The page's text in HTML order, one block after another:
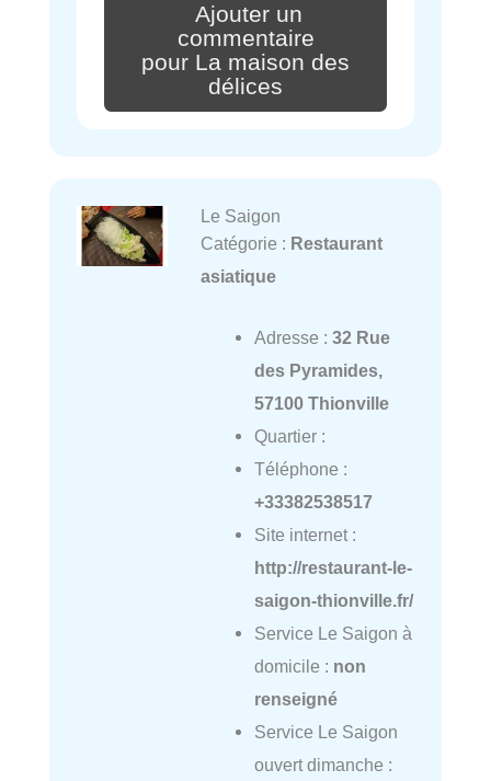
Ajouter un
commentaire
pour La maison des
délices
Le Saigon
Catégorie : Restaurant
asiatique
Adresse : 32 Rue
des Pyramides,
57100 Thionville
Quartier :
Téléphone :
+33382538517
Site internet :
http://restaurant-le-
saigon-thionville.fr/
Service Le Saigon à
domicile : non
renseigné
Service Le Saigon
ouvert dimanche :